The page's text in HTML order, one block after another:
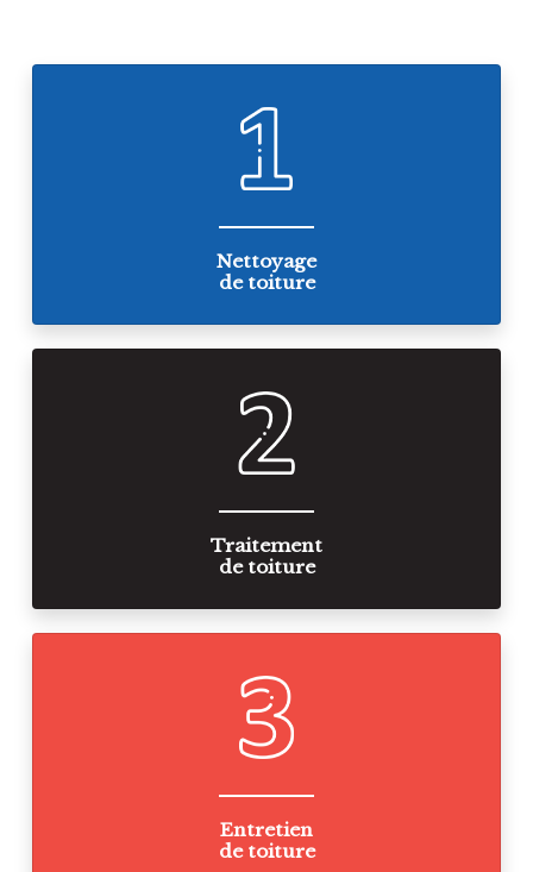
Nettoyage
de toiture
Traitement
de toiture
Entretien
de toiture